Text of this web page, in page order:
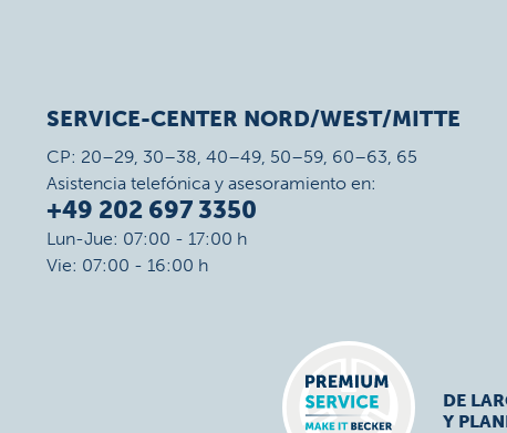
SERVICE-CENTER NORD/WEST/MITTE
CP: 20–29, 30–38, 40–49, 50–59, 60–63, 65
Asistencia telefónica y asesoramiento en:
+49 202 697 3350
Lun-Jue: 07:00 - 17:00 h
Vie: 07:00 - 16:00 h
DE
Y